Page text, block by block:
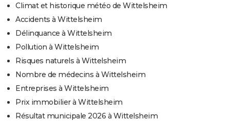
Climat et historique météo de Wittelsheim
Accidents à Wittelsheim
Délinquance à Wittelsheim
Pollution à Wittelsheim
Risques naturels à Wittelsheim
Nombre de médecins à Wittelsheim
Entreprises à Wittelsheim
Prix immobilier à Wittelsheim
Résultat municipale 2026 à Wittelsheim